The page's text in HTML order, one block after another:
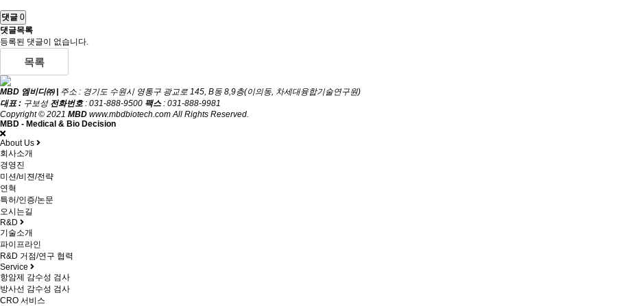
댓글 0
댓글목록
등록된 댓글이 없습니다.
목록
MBD 엠비디㈜ |
주소 : 경기도 수원시 영통구 광교로 145, B동 8,9층(이의동, 차세대융합기술연구원)
대표 : 구보성 전화번호: 031-888-9500 팩스: 031-888-9981
Copyright © 2021 MBD www.mbdbiotech.com All Rights Reserved.
MBD - Medical & Bio Decision
About Us
회사소개
경영진
미션/비젼/전략
연혁
특허/인증/논문
오시는길
R&D
기술소개
파이프라인
R&D 거점/연구 협력
Service
항암제 감수성 검사
방사선 감수성 검사
CRO 서비스